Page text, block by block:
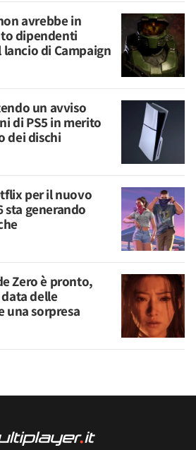
avrebbe in
dipendenti
di Campaign
un avviso
di PS5 in merito
dei dischi
per il nuovo
sta generando
Zero è pronto,
delle
una sorpresa